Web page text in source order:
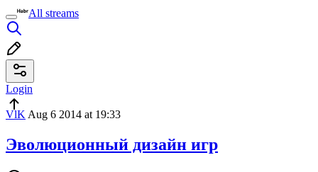
All streams
Login
VlK Aug 6 2014 at 19:33
Эволюционный дизайн игр